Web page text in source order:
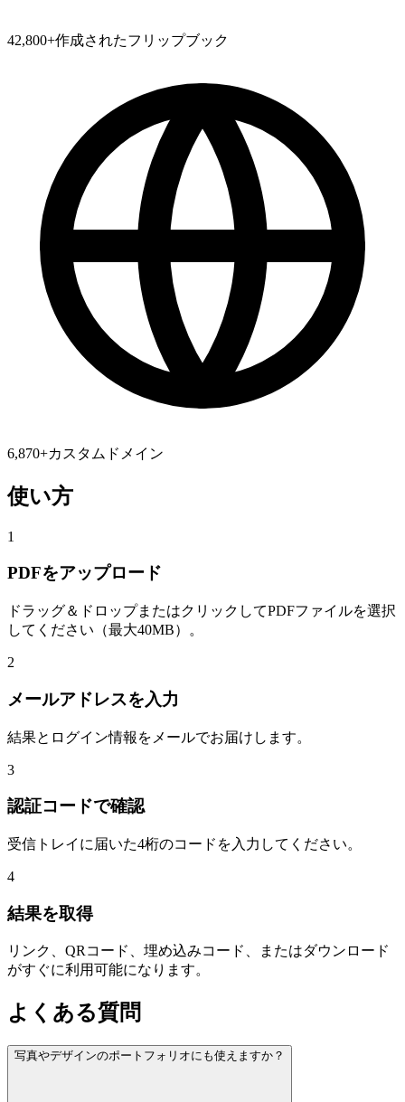
42,800+作成されたフリップブック
6,870+カスタムドメイン
使い方
1
PDFをアップロード
ドラッグ＆ドロップまたはクリックしてPDFファイルを選択
してください（最大40MB）。
2
メールアドレスを入力
結果とログイン情報をメールでお届けします。
3
認証コードで確認
受信トレイに届いた4桁のコードを入力してください。
4
結果を取得
リンク、QRコード、埋め込みコード、またはダウンロード
がすぐに利用可能になります。
よくある質問
写真やデザインのポートフォリオにも使えますか？